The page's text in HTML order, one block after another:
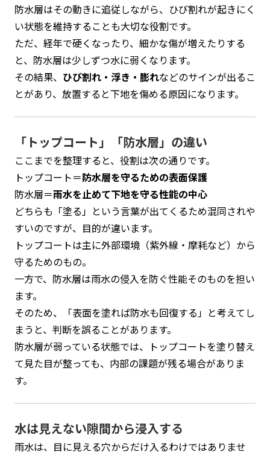
防水層はその動きに追従しながら、ひび割れが起きにく
い状態を維持することも大切な役割です。
ただ、経年で硬くなったり、細かな傷が増えたりする
と、防水層は少しずつ水に弱くなります。
その結果、 ひび割れ・浮き・膨れなどのサインが出るこ
とがあり、放置すると下地を傷める原因になります。
「トップコート」「防水層」の違い
ここまでを整理すると、役割は次の通りです。
トップコート＝防水層を守るための表面保護
防水層＝雨水を止めて下地を守る性能の中心
どちらも「塗る」という言葉が出てくるため混同されや
すいのですが、目的が違います。
トップコートは主に外部環境（紫外線・摩耗など）から
守るためのもの。
一方で、防水層は雨水の侵入を防ぐ性能そのものを担い
ます。
そのため、「表面を塗れば防水も回復する」と考えてし
まうと、判断を誤ることがあります。
防水層が弱っている状態では、トップコートを塗り替え
て見た目が整っても、内部の課題が残る場合がありま
す。
水は見えない隙間から浸入する
雨水は、目に見える穴からだけ入るわけではありませ